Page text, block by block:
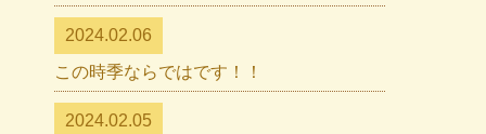
2024.02.06
この時季ならではです！！
2024.02.05